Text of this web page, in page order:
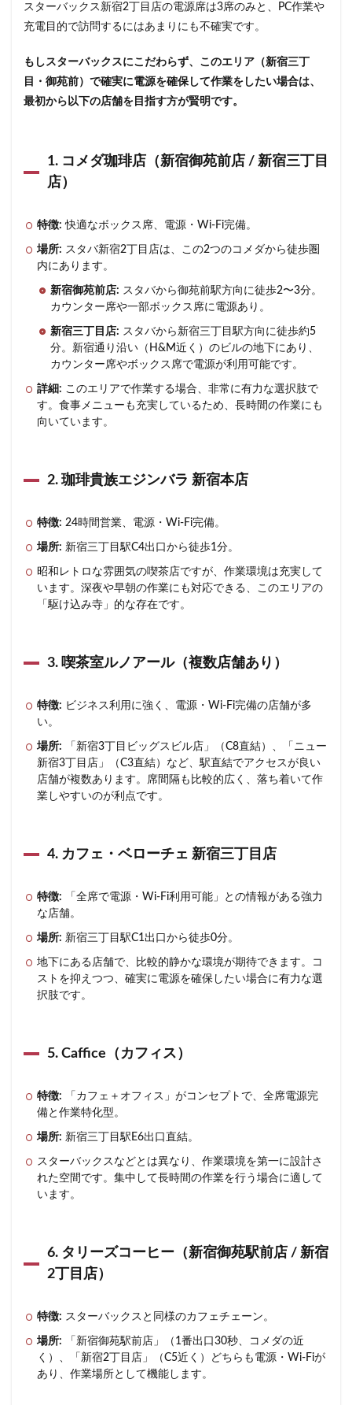
スターバックス新宿2丁目店の電源席は3席のみと、PC作業や
充電目的で訪問するにはあまりにも不確実です。
もしスターバックスにこだわらず、このエリア（新宿三丁
目・御苑前）で確実に電源を確保して作業をしたい場合は、
最初から以下の店舗を目指す方が賢明です。
1. コメダ珈琲店（新宿御苑前店 / 新宿三丁目
店）
特徴: 快適なボックス席、電源・Wi-Fi完備。
場所: スタバ新宿2丁目店は、この2つのコメダから徒歩圏
内にあります。
新宿御苑前店: スタバから御苑前駅方向に徒歩2〜3分。
カウンター席や一部ボックス席に電源あり。
新宿三丁目店: スタバから新宿三丁目駅方向に徒歩約5
分。新宿通り沿い（H&M近く）のビルの地下にあり、
カウンター席やボックス席で電源が利用可能です。
詳細: このエリアで作業する場合、非常に有力な選択肢で
す。食事メニューも充実しているため、長時間の作業にも
向いています。
2. 珈琲貴族エジンバラ 新宿本店
特徴: 24時間営業、電源・Wi-Fi完備。
場所: 新宿三丁目駅C4出口から徒歩1分。
昭和レトロな雰囲気の喫茶店ですが、作業環境は充実して
います。深夜や早朝の作業にも対応できる、このエリアの
「駆け込み寺」的な存在です。
3. 喫茶室ルノアール（複数店舗あり）
特徴: ビジネス利用に強く、電源・Wi-Fi完備の店舗が多
い。
場所: 「新宿3丁目ビッグスビル店」（C8直結）、「ニュー
新宿3丁目店」（C3直結）など、駅直結でアクセスが良い
店舗が複数あります。席間隔も比較的広く、落ち着いて作
業しやすいのが利点です。
4. カフェ・ベローチェ 新宿三丁目店
特徴: 「全席で電源・Wi-Fi利用可能」との情報がある強力
な店舗。
場所: 新宿三丁目駅C1出口から徒歩0分。
地下にある店舗で、比較的静かな環境が期待できます。コ
ストを抑えつつ、確実に電源を確保したい場合に有力な選
択肢です。
5. Caffice（カフィス）
特徴: 「カフェ＋オフィス」がコンセプトで、全席電源完
備と作業特化型。
場所: 新宿三丁目駅E6出口直結。
スターバックスなどとは異なり、作業環境を第一に設計さ
れた空間です。集中して長時間の作業を行う場合に適して
います。
6. タリーズコーヒー（新宿御苑駅前店 / 新宿
2丁目店）
特徴: スターバックスと同様のカフェチェーン。
場所: 「新宿御苑駅前店」（1番出口30秒、コメダの近
く）、「新宿2丁目店」（C5近く）どちらも電源・Wi-Fiが
あり、作業場所として機能します。